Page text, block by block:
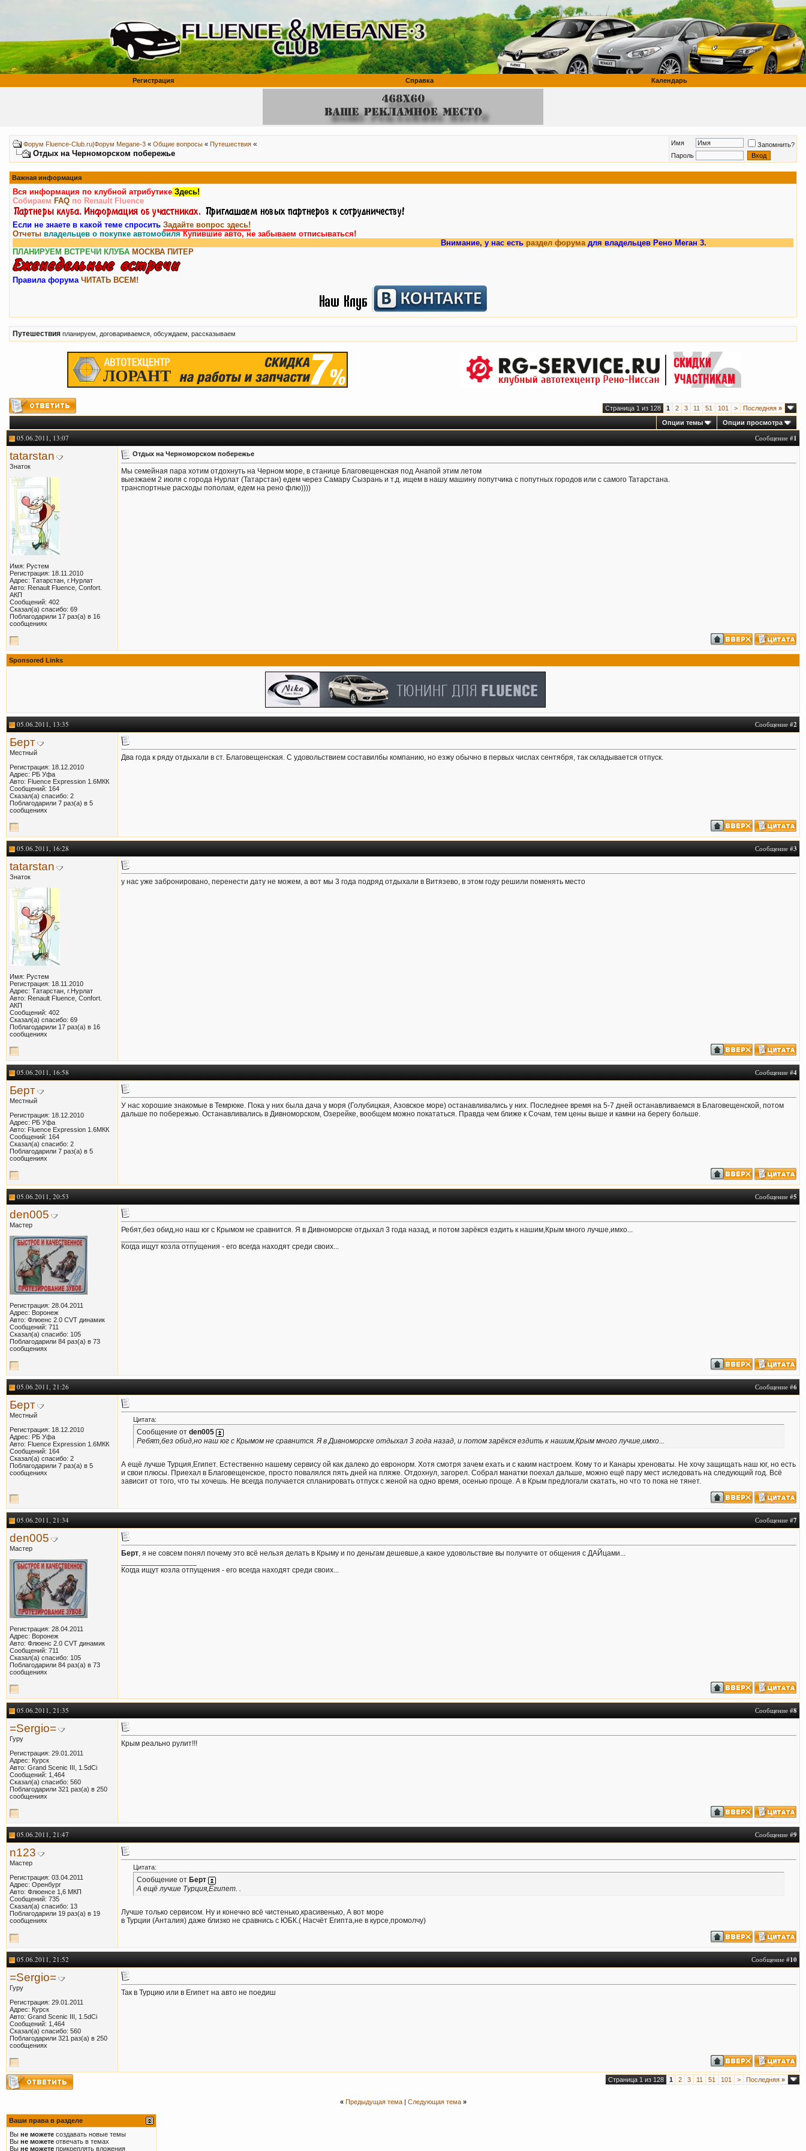
Регистрация Справка Календарь
Форум Fluence-Club.ru|Форум Megane-3 « Общие вопросы « Путешествия «
Отдых на Черноморском побережье
Имя
Запомнить?
Пароль
Важная информация
Вся информация по клубной атрибутике Здесь!
Собираем FAQ по Renault Fluence
Если не знаете в какой теме спросить Задайте вопрос здесь!
Отчеты владельцев о покупке автомобиляКупившие авто, не забываем отписываться!
Внимание, у нас есть раздел форумадля владельцев Рено Меган 3.
ПЛАНИРУЕМ ВСТРЕЧИ КЛУБА МОСКВА ПИТЕР
Правила форума ЧИТАТЬ ВСЕМ!
Путешествия планируем, договариваемся, обсуждаем, рассказываем
Страница 1 из 128 1 2 3 11 51 101 > Последняя »
Опции темы
Опции просмотра
05.06.2011, 13:07 Сообщение #1
tatarstan
Знаток
Имя: Рустем
Регистрация: 18.11.2010
Адрес: Татарстан, г.Нурлат
Авто: Renault Fluence, Confort.
АКП
Сообщений: 402
Сказал(а) спасибо: 69
Поблагодарили 17 раз(а) в 16
сообщениях
Отдых на Черноморском побережье
Мы семейная пара хотим отдохнуть на Черном море, в станице Благовещенская под Анапой этим летом
выезжаем 2 июля с города Нурлат (Татарстан) едем через Самару Сызрань и т.д. ищем в нашу машину попутчика с попутных городов или с самого Татарстана.
транспортные расходы пополам, едем на рено флю))))
Sponsored Links
05.06.2011, 13:35 Сообщение #2
Берт
Местный
Регистрация: 18.12.2010
Адрес: РБ Уфа
Авто: Fluence Expression 1.6МКК
Сообщений: 164
Сказал(а) спасибо: 2
Поблагодарили 7 раз(а) в 5
сообщениях
Два года к ряду отдыхали в ст. Благовещенская. С удовольствием составилбы компанию, но езжу обычно в первых числах сентября, так складывается отпуск.
05.06.2011, 16:28 Сообщение #3
tatarstan
Знаток
Имя: Рустем
Регистрация: 18.11.2010
Адрес: Татарстан, г.Нурлат
Авто: Renault Fluence, Confort.
АКП
Сообщений: 402
Сказал(а) спасибо: 69
Поблагодарили 17 раз(а) в 16
сообщениях
у нас уже забронировано, перенести дату не можем, а вот мы 3 года подряд отдыхали в Витязево, в этом году решили поменять место
05.06.2011, 16:58 Сообщение #4
Берт
Местный
Регистрация: 18.12.2010
Адрес: РБ Уфа
Авто: Fluence Expression 1.6МКК
Сообщений: 164
Сказал(а) спасибо: 2
Поблагодарили 7 раз(а) в 5
сообщениях
У нас хорошие знакомые в Темрюке. Пока у них была дача у моря (Голубицкая, Азовское море) останавливались у них. Последнее время на 5-7 дней останавливаемся в Благовещенской, потом
дальше по побережью. Останавливались в Дивноморском, Озерейке, вообщем можно покататься. Правда чем ближе к Сочам, тем цены выше и камни на берегу больше.
05.06.2011, 20:53 Сообщение #5
den005
Мастер
Регистрация: 28.04.2011
Адрес: Воронеж
Авто: Флюенс 2.0 CVT динамик
Сообщений: 711
Сказал(а) спасибо: 105
Поблагодарили 84 раз(а) в 73
сообщениях
Ребят,без обид,но наш юг с Крымом не сравнится. Я в Дивноморске отдыхал 3 года назад, и потом зарёкся ездить к нашим,Крым много лучше,имхо...
Когда ищут козла отпущения - его всегда находят среди своих...
05.06.2011, 21:26 Сообщение #6
Берт
Местный
Регистрация: 18.12.2010
Адрес: РБ Уфа
Авто: Fluence Expression 1.6МКК
Сообщений: 164
Сказал(а) спасибо: 2
Поблагодарили 7 раз(а) в 5
сообщениях
Цитата:
Сообщение от den005
Ребят,без обид,но наш юг с Крымом не сравнится. Я в Дивноморске отдыхал 3 года назад, и потом зарёкся ездить к нашим,Крым много лучше,имхо...
А ещё лучше Турция,Египет. Естественно нашему сервису ой как далеко до евронорм. Хотя смотря зачем ехать и с каким настроем. Кому то и Канары хреноваты. Не хочу защищать наш юг, но есть
и свои плюсы. Приехал в Благовещенское, просто повалялся пять дней на пляже. Отдохнул, загорел. Собрал манатки поехал дальше, можно ещё пару мест иследовать на следующий год. Всё
зависит от того, что ты хочешь. Не всегда получается спланировать отпуск с женой на одно время, осенью проще. А в Крым предлогали скатать, но что то пока не тянет.
05.06.2011, 21:34 Сообщение #7
den005
Мастер
Регистрация: 28.04.2011
Адрес: Воронеж
Авто: Флюенс 2.0 CVT динамик
Сообщений: 711
Сказал(а) спасибо: 105
Поблагодарили 84 раз(а) в 73
сообщениях
Берт, я не совсем понял почему это всё нельзя делать в Крыму и по деньгам дешевше,а какое удовольствие вы получите от общения с ДАЙцами...
Когда ищут козла отпущения - его всегда находят среди своих...
05.06.2011, 21:35 Сообщение #8
=Sergio=
Гуру
Регистрация: 29.01.2011
Адрес: Курск
Авто: Grand Scenic III, 1.5dCi
Сообщений: 1,464
Сказал(а) спасибо: 560
Поблагодарили 321 раз(а) в 250
сообщениях
Крым реально рулит!!!
05.06.2011, 21:47 Сообщение #9
n123
Мастер
Регистрация: 03.04.2011
Адрес: Оренбург
Авто: Флюенсе 1,6 МКП
Сообщений: 735
Сказал(а) спасибо: 13
Поблагодарили 19 раз(а) в 19
сообщениях
Цитата:
Сообщение от Берт
А ещё лучше Турция,Египет. .
Лучше только сервисом. Ну и конечно всё чистенько,красивенько, А вот море
в Турции (Анталия) даже близко не сравнись с ЮБК.( Насчёт Египта,не в курсе,промолчу)
05.06.2011, 21:52 Сообщение #10
=Sergio=
Гуру
Регистрация: 29.01.2011
Адрес: Курск
Авто: Grand Scenic III, 1.5dCi
Сообщений: 1,464
Сказал(а) спасибо: 560
Поблагодарили 321 раз(а) в 250
сообщениях
Так в Турцию или в Египет на авто не поедиш
Страница 1 из 128 1 2 3 11 51 101 > Последняя »
« Предыдущая тема| Следующая тема »
Ваши права в разделе
Вы не можете создавать новые темы
Вы не можете отвечать в темах
Вы не можете прикреплять вложения